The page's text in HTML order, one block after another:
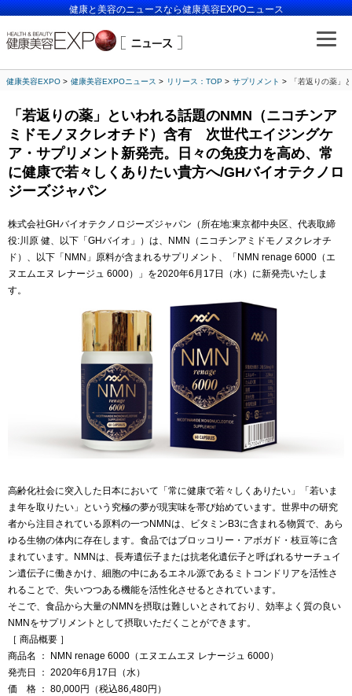
健康と美容のニュースなら健康美容EXPOニュース
健康美容EXPO 健康美容EXPOニュース リリース：TOP サプリメント 「若返りの薬」
「若返りの薬」といわれる話題のNMN（ニコチンア
ミドモノヌクレオチド）含有 次世代エイジングケ
ア・サプリメント新発売。日々の免疫力を高め、常
に健康で若々しくありたい貴方へ/GHバイオテクノロ
ジーズジャパン
株式会社GHバイオテクノロジーズジャパン（所在地:東京都中央区、代表取締
役:川原 健、以下「GHバイオ」）は、NMN（ニコチンアミドモノヌクレオチ
ド）、以下「NMN」原料が含まれるサプリメント、「NMN renage 6000（エ
ヌエムエヌ レナージュ 6000）」を2020年6月17日（水）に新発売いたしま
す。
高齢化社会に突入した日本において「常に健康で若々しくありたい」「若いま
ま年を取りたい」という究極の夢が現実味を帯び始めています。世界中の研究
者から注目されている原料の一つNMNは、ビタミンB3に含まれる物質で、あら
ゆる生物の体内に存在します。食品ではブロッコリー・アボガド・枝豆等に含
まれています。NMNは、長寿遺伝子または抗老化遺伝子と呼ばれるサーチュイ
ン遺伝子に働きかけ、細胞の中にあるエネル源であるミトコンドリアを活性さ
れることで、失いつつある機能を活性化させるとされています。
そこで、食品から大量のNMNを摂取は難しいとされており、効率よく質の良い
NMNをサプリメントとして摂取いただくことができます。
［ 商品概要 ］
商品名 ： NMN renage 6000（エヌエムエヌ レナージュ 6000）
発売日 ： 2020年6月17日（水）
価 格 ： 80,000円（税込86,480円）